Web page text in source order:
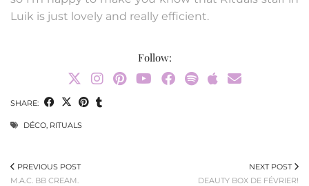
Luik is just lovely and really efficient.
Follow:
SHARE:
DÉCO RITUALS
PREVIOUS POST
M.A.C. BB CREAM.
NEXT POST
DEAUTY BOX DE FÉVRIER!